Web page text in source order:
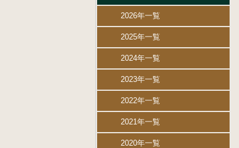
2026年一覧
2025年一覧
2024年一覧
2023年一覧
2022年一覧
2021年一覧
2020年一覧